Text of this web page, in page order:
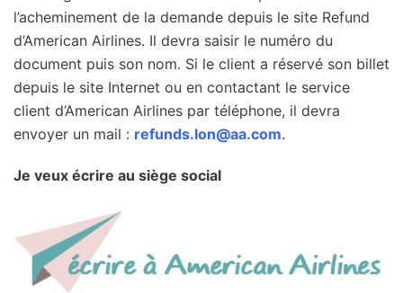
l’acheminement de la demande depuis le site Refund
d’American Airlines. Il devra saisir le numéro du
document puis son nom. Si le client a réservé son billet
depuis le site Internet ou en contactant le service
client d’American Airlines par téléphone, il devra
envoyer un mail : refunds.lon@aa.com.
Je veux écrire au siège social